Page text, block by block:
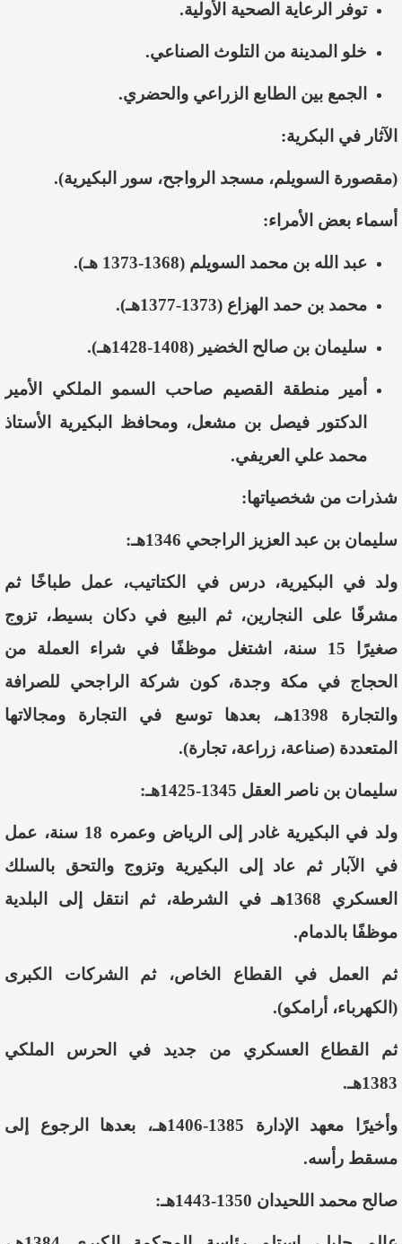
توفر الرعاية الصحية الأولية.
خلو المدينة من التلوث الصناعي.
الجمع بين الطابع الزراعي والحضري.
الآثار في البكرية:
(مقصورة السويلم، مسجد الرواجح، سور البكيرية).
أسماء بعض الأمراء:
عبد الله بن محمد السويلم (1368-1373 هـ).
محمد بن حمد الهزاع (1373-1377هـ).
سليمان بن صالح الخضير (1408-1428هـ).
أمير منطقة القصيم صاحب السمو الملكي الأمير
الدكتور فيصل بن مشعل، ومحافظ البكيرية الأستاذ
محمد علي العريفي.
شذرات من شخصياتها:
سليمان بن عبد العزيز الراجحي 1346هـ:
ولد في البكيرية، درس في الكتاتيب، عمل طباخًا ثم
مشرفًا على النجارين، ثم البيع في دكان بسيط، تزوج
صغيرًا 15 سنة، اشتغل موظفًا في شراء العملة من
الحجاج في مكة وجدة، كون شركة الراجحي للصرافة
والتجارة 1398هـ، بعدها توسع في التجارة ومجالاتها
المتعددة (صناعة، زراعة، تجارة).
سليمان بن ناصر العقل 1345-1425هـ:
ولد في البكيرية غادر إلى الرياض وعمره 18 سنة، عمل
في الآبار ثم عاد إلى البكيرية وتزوج والتحق بالسلك
العسكري 1368هـ في الشرطة، ثم انتقل إلى البلدية
موظفًا بالدمام.
ثم العمل في القطاع الخاص، ثم الشركات الكبرى
(الكهرباء، أرامكو).
ثم القطاع العسكري من جديد في الحرس الملكي
1383هـ.
وأخيرًا معهد الإدارة 1385-1406هـ، بعدها الرجوع إلى
مسقط رأسه.
صالح محمد اللحيدان 1350-1443هـ: